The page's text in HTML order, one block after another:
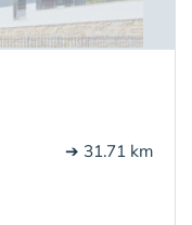
➔ 31.71 km